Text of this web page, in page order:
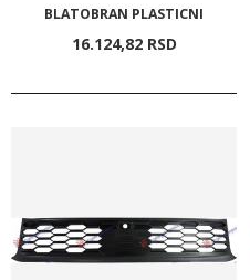
BLATOBRAN PLASTICNI
16.124,82 RSD